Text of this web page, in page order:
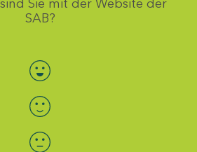
Sie mit der Website der
SAB?
Bewertung auswählen